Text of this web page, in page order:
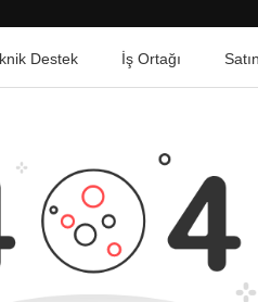
Destek İş Ortağı